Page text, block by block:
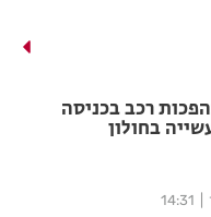
רכב בכניסה
בחולון
14:31